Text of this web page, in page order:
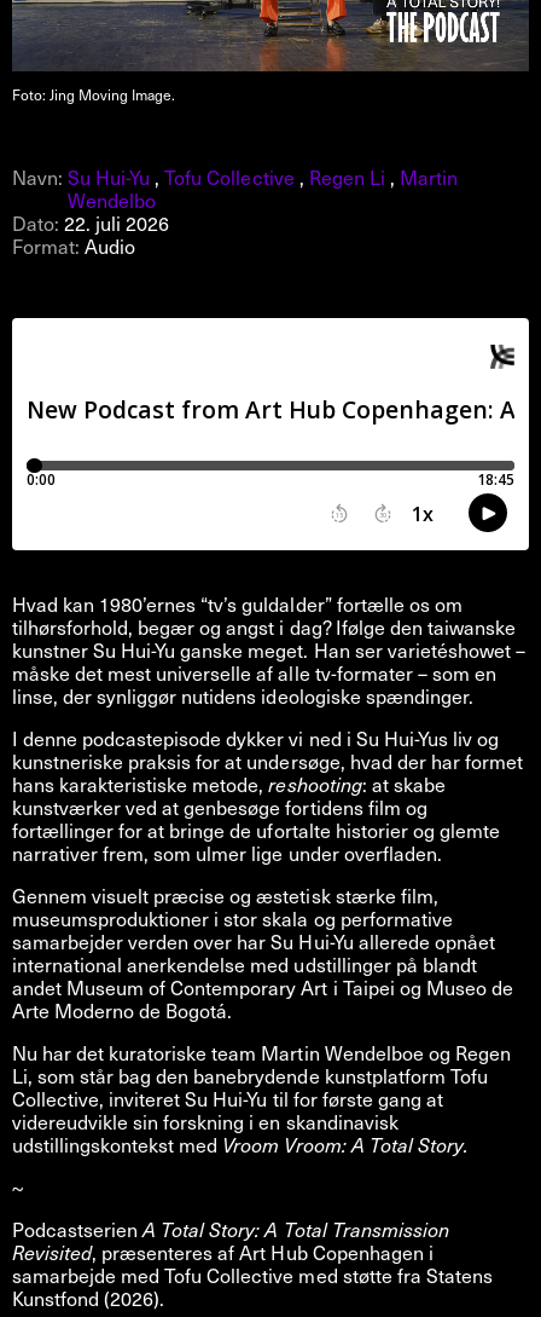
Foto: Jing Moving Image.
Navn:Su Hui-Yu ,Tofu Collective , Regen Li , Martin
Wendelbo
Dato:22. juli 2026
Format:Audio
Hvad kan 1980’ernes “tv’s guldalder” fortælle os om
tilhørsforhold, begær og angst i dag? Ifølge den taiwanske
kunstner Su Hui-Yu ganske meget. Han ser varietéshowet –
måske det mest universelle af alle tv-formater – som en
linse, der synliggør nutidens ideologiske spændinger.
I denne podcastepisode dykker vi ned i Su Hui-Yus liv og
kunstneriske praksis for at undersøge, hvad der har formet
hans karakteristiske metode,reshooting: at skabe
kunstværker ved at genbesøge fortidens film og
fortællinger for at bringe de ufortalte historier og glemte
narrativer frem, som ulmer lige under overfladen.
Gennem visuelt præcise og æstetisk stærke film,
museumsproduktioner i stor skala og performative
samarbejder verden over har Su Hui-Yu allerede opnået
international anerkendelse med udstillinger på blandt
andet Museum of Contemporary Art i Taipei og Museo de
Arte Moderno de Bogotá.
Nu har det kuratoriske team Martin Wendelboe og Regen
Li, som står bag den banebrydende kunstplatform Tofu
Collective, inviteret Su Hui-Yu til for første gang at
videreudvikle sin forskning i en skandinavisk
udstillingskontekst med Vroom Vroom: A Total Story.
~
PodcastserienA Total Story: A Total Transmission
Revisited, præsenteres af Art Hub Copenhagen i
samarbejde med Tofu Collective med støtte fra Statens
Kunstfond (2026).